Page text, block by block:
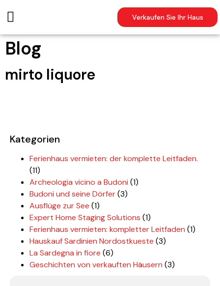
Verkaufen Sie Ihr Haus
Blog
mirto liquore
Kategorien
Ferienhaus vermieten: der komplette Leitfaden.
(11)
Archeologia vicino a Budoni (1)
Budoni und seine Dörfer(3)
Ausflüge zur See (1)
Expert Home Staging Solutions (1)
Ferienhaus vermieten: kompletter Leitfaden (1)
Hauskauf Sardinien Nordostkueste (3)
La Sardegna in fiore (6)
Geschichten von verkauften Häusern (3)